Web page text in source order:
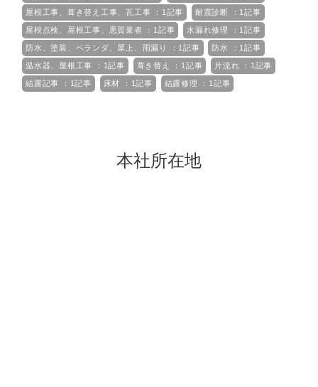
屋根工事、葺き替え工事、瓦工事 ：1記事 耐震診断 ：1記事
屋根点検、屋根工事、悪質業者 ：1記事 水漏れ修理 ：1記事
防水、塗装、ベランダ、屋上、雨漏り ：1記事 防水 ：1記事
温水器、屋根工事 ：1記事 葺き替え ：1記事 片流れ ：1記事
結露記事 ：1記事 床材 ：1記事 結露修理 ：1記事
本社所在地